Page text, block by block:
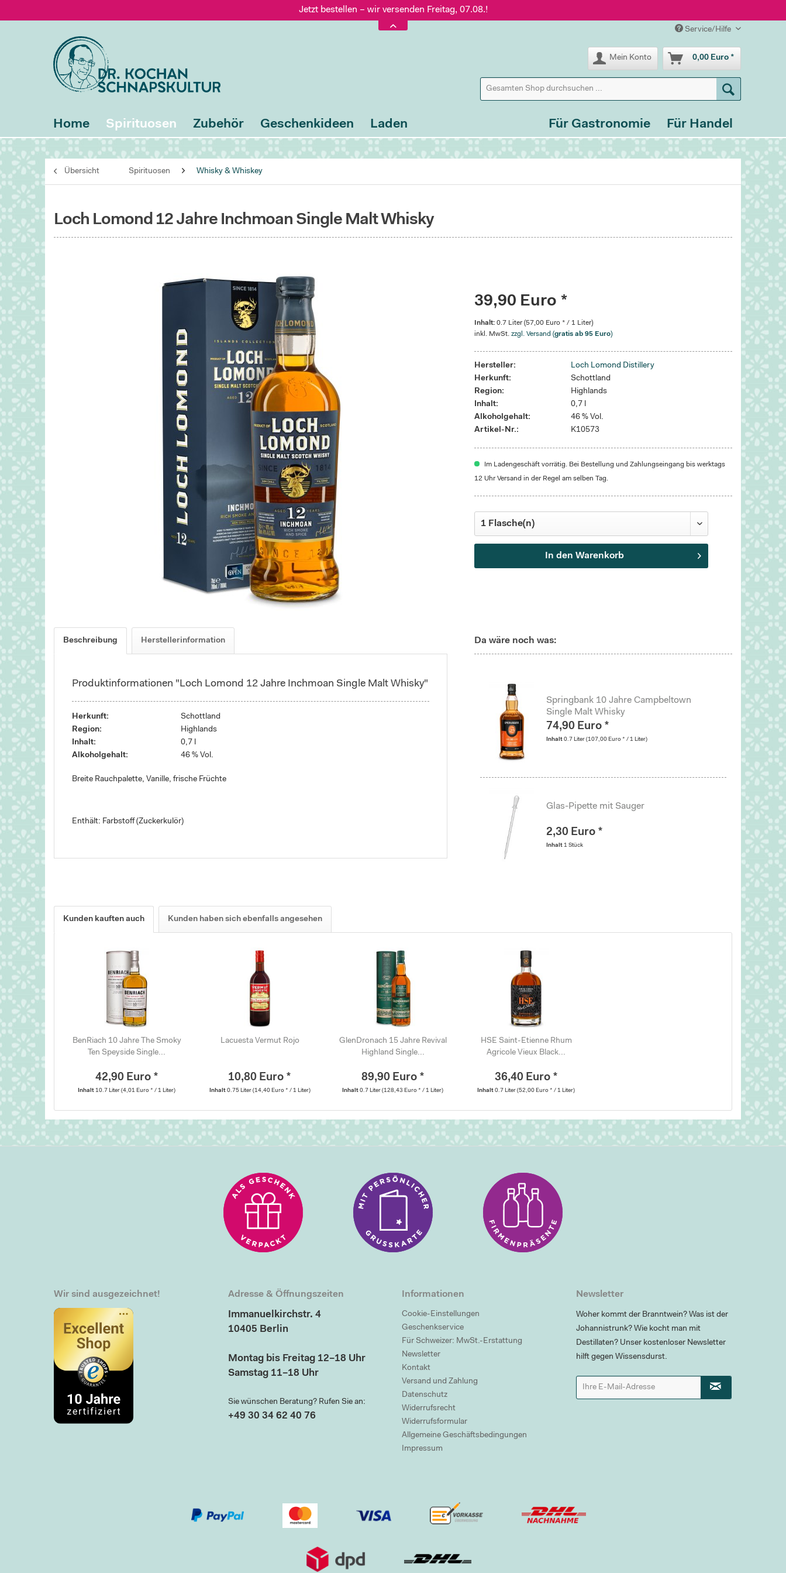
Jetzt bestellen – wir versenden Freitag, 07.08.!
Versand nur 5,60 €, gratis ab 95 € Warenwert
Jetzt bestellen – wir versenden Freitag, 07.08.!
Service/Hilfe
Mein Konto 0,00 Euro *
Home Spirituosen Zubehör Geschenkideen Laden Für Handel
Für Gastronomie
Übersicht Spirituosen Whisky & Whiskey
Loch Lomond 12 Jahre Inchmoan Single Malt Whisky
39,90 Euro *
Inhalt:0.7 Liter (57,00 Euro * / 1 Liter)
inkl. MwSt.zzgl. Versand (gratis ab 95 Euro)
Hersteller:
Loch Lomond Distillery
Herkunft:
Schottland
Region:
Highlands
Inhalt:
0,7 l
Alkoholgehalt:
46 % Vol.
Artikel-Nr.:
K10573
Im Ladengeschäft vorrätig. Bei Bestellung und Zahlungseingang bis werktags
12 Uhr Versand in der Regel am selben Tag.
In den Warenkorb
Beschreibung Herstellerinformation
Produktinformationen "Loch Lomond 12 Jahre Inchmoan Single Malt Whisky"
Herkunft:
Schottland
Region:
Highlands
Inhalt:
0,7 l
Alkoholgehalt:
46 % Vol.
Breite Rauchpalette, Vanille, frische Früchte
Enthält: Farbstoff (Zuckerkulör)
Da wäre noch was:
Springbank 10 Jahre Campbeltown
Single Malt Whisky
74,90 Euro *
Inhalt 0.7 Liter (107,00 Euro * / 1 Liter)
Glas-Pipette mit Sauger
2,30 Euro *
Inhalt 1 Stück
Kunden kauften auch Kunden haben sich ebenfalls angesehen
BenRiach 10 Jahre The Smoky
Ten Speyside Single...
42,90 Euro *
Inhalt10.7 Liter(4,01 Euro * / 1 Liter)
Lacuesta Vermut Rojo
10,80 Euro *
Inhalt 0.75 Liter (14,40 Euro * / 1 Liter)
GlenDronach 15 Jahre Revival
Highland Single...
89,90 Euro *
Inhalt0.7 Liter(128,43 Euro * / 1 Liter)
HSE Saint-Etienne Rhum
Agricole Vieux Black...
36,40 Euro *
Inhalt0.7 Liter(52,00 Euro * / 1 Liter)
Wir sind ausgezeichnet! Adresse & Öffnungszeiten
Immanuelkirchstr. 4
10405 Berlin
Montag bis Freitag 12–18 Uhr
Samstag 11–18 Uhr
Sie wünschen Beratung? Rufen Sie an:
+49 30 34 62 40 76
Informationen
Cookie-Einstellungen
Geschenkservice
Für Schweizer: MwSt.-Erstattung
Newsletter
Kontakt
Versand und Zahlung
Datenschutz
Widerrufsrecht
Widerrufsformular
Allgemeine Geschäftsbedingungen
Impressum
Newsletter
Woher kommt der Branntwein? Was ist der
Johannistrunk? Wie kocht man mit
Destillaten? Unser kostenloser Newsletter
hilft gegen Wissensdurst.